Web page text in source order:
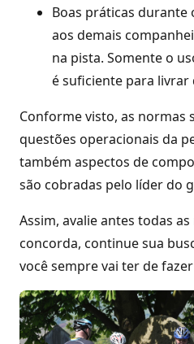
Boas práticas
aos demais
na pista. Somente o
é suficiente para livrar
Conforme visto, as normas
questões operacionais da
também aspectos de
são cobradas pelo líder do
Assim, avalie antes todas
concorda, continue sua
você sempre vai ter de